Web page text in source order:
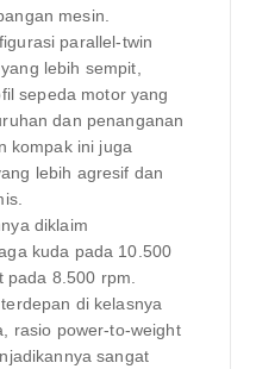
mesin.
parallel-twin
lebih sempit,
sepeda motor yang
dan penanganan
kompak ini juga
lebih agresif dan
diklaim
kuda pada 10.500
8.500 rpm.
di kelasnya
rasio power-to-weight
sangat